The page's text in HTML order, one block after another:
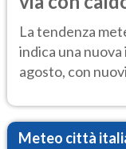
temporale
La tendenza
indica una
agosto, con
Meteo città